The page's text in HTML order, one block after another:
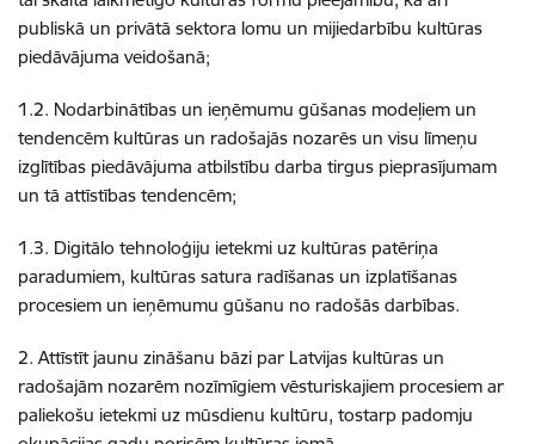
publiskā un privātā sektora lomu un mijiedarbību kultūras
piedāvājuma veidošanā;
1.2. Nodarbinātības un ieņēmumu gūšanas modeļiem un
tendencēm kultūras un radošajās nozarēs un visu līmeņu
izglītības piedāvājuma atbilstību darba tirgus pieprasījumam
un tā attīstības tendencēm;
1.3. Digitālo tehnoloģiju ietekmi uz kultūras patēriņa
paradumiem, kultūras satura radīšanas un izplatīšanas
procesiem un ieņēmumu gūšanu no radošās darbības.
2. Attīstīt jaunu zināšanu bāzi par Latvijas kultūras un
radošajām nozarēm nozīmīgiem vēsturiskajiem procesiem ar
paliekošu ietekmi uz mūsdienu kultūru, tostarp padomju